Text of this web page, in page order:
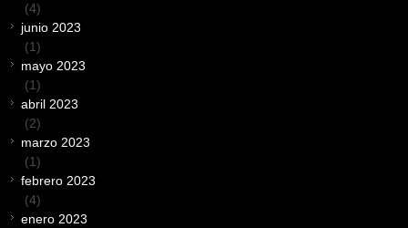
(4)
junio 2023
(1)
mayo 2023
(1)
abril 2023
(2)
marzo 2023
(1)
febrero 2023
(4)
enero 2023